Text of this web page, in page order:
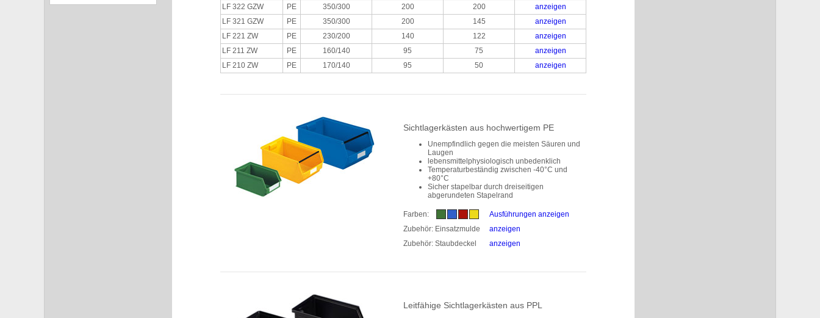
LF 322 GZW
PE 350/300 200 200
anzeigen
LF 321 GZW
PE 350/300 200 145
anzeigen
LF 221 ZW
PE 230/200 140 122
anzeigen
LF 211 ZW
PE 160/140 95 75
anzeigen
LF 210 ZW
PE 170/140 95 50 anzeigen
Sichtlagerkästen aus hochwertigem PE
Unempfindlich gegen die meisten Säuren und
Laugen
lebensmittelphysiologisch unbedenklich
Temperaturbeständig zwischen -40°C und
+80°C
Sicher stapelbar durch dreiseitigen
abgerundeten Stapelrand
Farben:
Ausführungen anzeigen
Zubehör: Einsatzmulde
anzeigen
Zubehör: Staubdeckel
anzeigen
Leitfähige Sichtlagerkästen aus PPL